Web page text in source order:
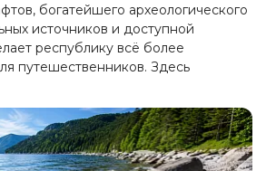
богатейшего археологического
источников и доступной
республику всё более
путешественников. Здесь
и сплавы по рекам, зимой —
и термальные курорты. При этом
массовым туризмом, что
экологические,